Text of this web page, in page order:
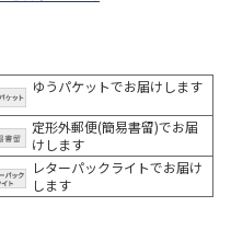
ゆうパケットでお届けします
定形外郵便(簡易書留)でお届
けします
レターパックライトでお届け
します